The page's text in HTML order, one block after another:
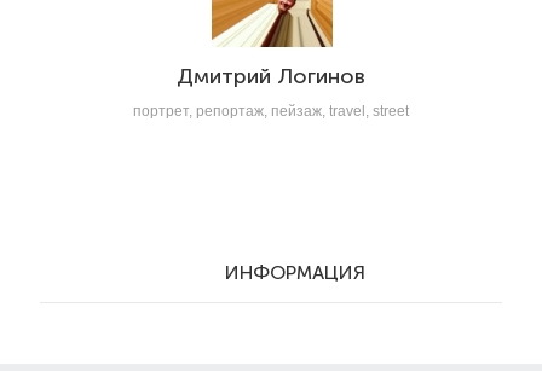
Дмитрий Логинов
портрет, репортаж, пейзаж, travel, street
ИНФОРМАЦИЯ